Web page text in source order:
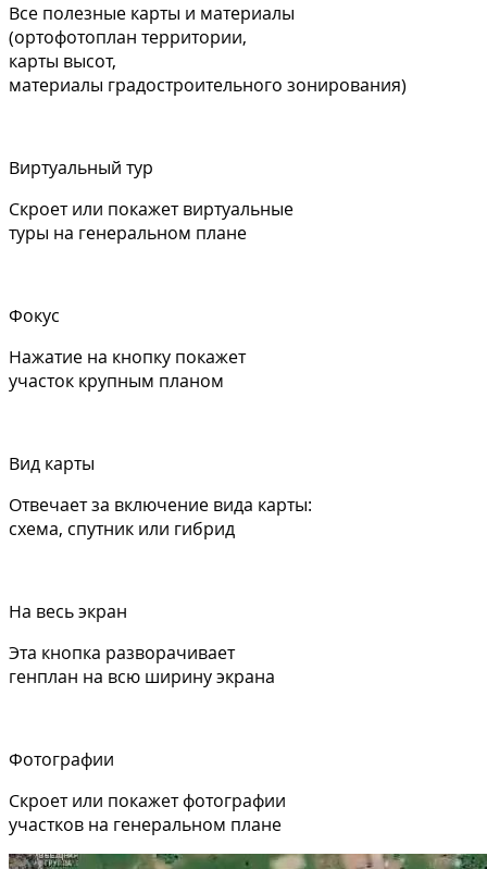
Все полезные карты и материалы
(ортофотоплан территории,
карты высот,
материалы градостроительного зонирования)
Виртуальный тур
Скроет или покажет виртуальные
туры на генеральном плане
Фокус
Нажатие на кнопку покажет
участок крупным планом
Вид карты
Отвечает за включение вида карты:
схема, спутник или гибрид
На весь экран
Эта кнопка разворачивает
генплан на всю ширину экрана
Фотографии
Скроет или покажет фотографии
участков на генеральном плане